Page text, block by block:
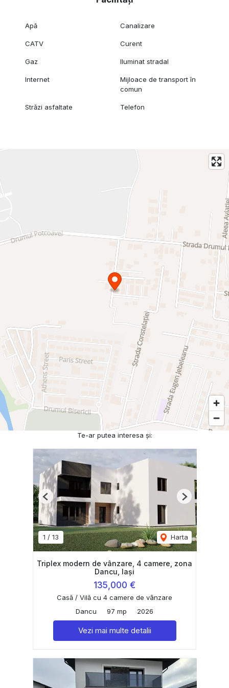
Apă Canalizare
CATV Curent
Gaz Iluminat stradal
Internet
Mijloace de transport în
comun
Străzi asfaltate Telefon
Te-ar putea interesa și:
1 / 13 Harta
Previous Next
Triplex modern de vânzare, 4 camere, zona
Dancu, Iași
135,000 €
Casă / Vilă cu 4 camere de vânzare
Dancu
97 mp 2026
Vezi mai multe detalii